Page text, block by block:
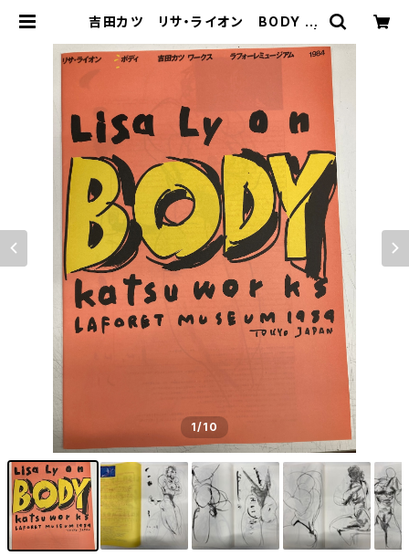
吉田カツ リサ・ライオン BODY W
トムズボックス
1/10